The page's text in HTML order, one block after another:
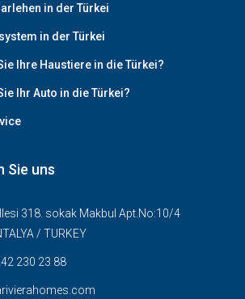
in der Türkei
in der Türkei
Ihre Haustiere in die Türkei?
Ihr Auto in die Türkei?
Sie uns
318. sokak Makbul Apt.No:10/4
/ TURKEY
230 23 88